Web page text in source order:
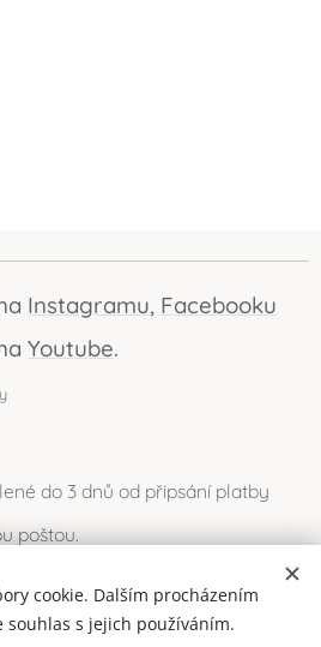
Instagramu, Facebooku
Youtube.
do 3 dnů od připsání platby
poštou.
osobně (Louny) nebo po domluvě
cookie. Dalším procházením
s jejich používáním.